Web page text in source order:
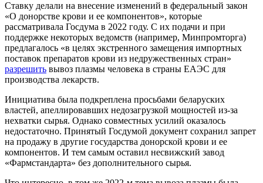
Ставку делали на внесение изменений в федеральный закон
«О донорстве крови и ее компонентов», которые
рассматривала Госдума в 2022 году. С их подачи и при
поддержке некоторых ведомств (например, Минпромторга)
предлагалось «в целях экстренного замещения импортных
поставок препаратов крови из недружественных стран»
разрешить вывоз плазмы человека в страны ЕАЭС для
производства лекарств.
Инициатива была подкреплена просьбами беларуских
властей, апеллировавших недозагрузкой мощностей из-за
нехватки сырья. Однако совместных усилий оказалось
недостаточно. Принятый Госдумой документ сохранил запрет
на продажу в другие государства донорской крови и ее
компонентов. И тем самым оставил несвижский завод
«Фармстандарта» без дополнительного сырья.